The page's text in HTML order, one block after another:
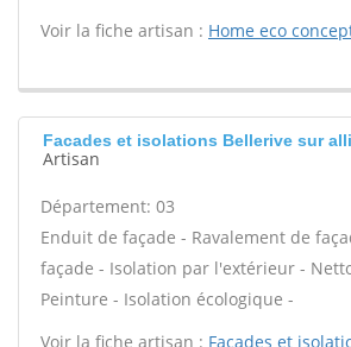
Voir la fiche artisan : Home eco
Facades et isolations Bellerive sur
Artisan
Département: 03
Enduit de façade - Ravalement de
façade - Isolation par l'extérieur -
Peinture - Isolation écologique -
Voir la fiche artisan : Facades et